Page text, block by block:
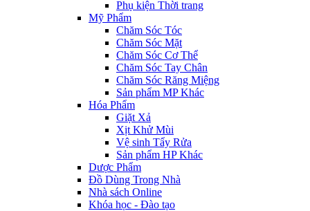
Phụ kiện Thời trang
Mỹ Phẩm
Chăm Sóc Tóc
Chăm Sóc Mặt
Chăm Sóc Cơ Thể
Chăm Sóc Tay Chân
Chăm Sóc Răng Miệng
Sản phẩm MP Khác
Hóa Phẩm
Giặt Xả
Xịt Khử Mùi
Vệ sinh Tẩy Rửa
Sản phẩm HP Khác
Dược Phẩm
Đồ Dùng Trong Nhà
Nhà sách Online
Khóa học - Đào tạo